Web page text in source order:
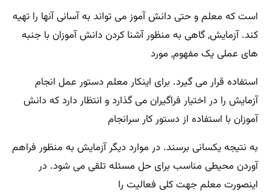
است که معلم و حتی دانش آموز می تواند به آسانی آنها را تهیه
کند. آزمایش, گاهی به منظور آشنا کردن دانش آموزان با جنبه
های عملی یک مفهوم, مورد
استفاده قرار می گیرد. برای اینکار معلم دستور عمل انجام
آزمایش را در اختیار فراگیران می گذارد و انتظار دارد که دانش
آموزان با استفاده از دستور کار سرانجام
به نتیجه یکسانی برسند. در موارد دیگر آزمایش به منظور فراهم
آوردن محیطی مناسب برای حل مسئله تلقی می شود. در
اینصورت معلم جهت کلی فعالیت را